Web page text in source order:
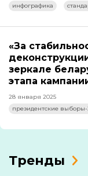
инфографика
«За
зеркале
этапа
28 января 2025
президентские выборы-
Тренды